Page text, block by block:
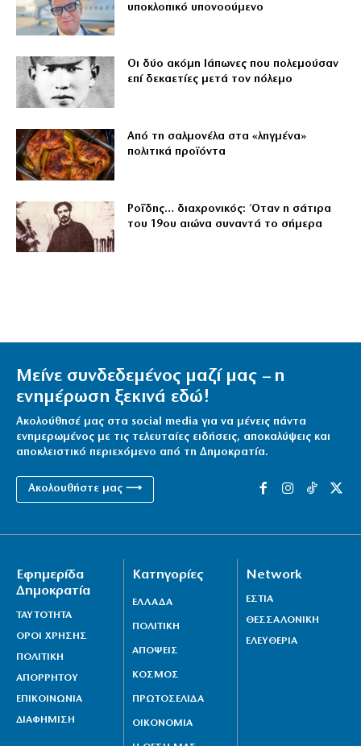
υποκλοπικό υπονοούμενο
Οι δύο ακόμη Ιάπωνες που πολεμούσαν
επί δεκαετίες μετά τον πόλεμο
Από τη σαλμονέλα στα «ληγμένα»
πολιτικά προϊόντα
Ροΐδης… διαχρονικός: Όταν η σάτιρα
του 19ου αιώνα συναντά το σήμερα
Μείνε συνδεδεμένος μαζί μας – η
ενημέρωση ξεκινά εδώ!
Ακολούθησέ μας στα social media για να μένεις πάντα
ενημερωμένος με τις τελευταίες ειδήσεις, αποκαλύψεις και
αποκλειστικό περιεχόμενο από τη Δημοκρατία.
Ακολουθήστε μας ⟶
Εφημερίδα
Δημοκρατία
ΤΑΥΤΟΤΗΤΑ
ΟΡΟΙ ΧΡΗΣΗΣ
ΠΟΛΙΤΙΚΗ
ΑΠΟΡΡΗΤΟΥ
ΕΠΙΚΟΙΝΩΝΙΑ
ΔΙΑΦΗΜΙΣΗ
Κατηγορίες
ΕΛΛΑΔΑ
ΠΟΛΙΤΙΚΗ
ΑΠΟΨΕΙΣ
ΚΟΣΜΟΣ
ΠΡΩΤΟΣΕΛΙΔΑ
ΟΙΚΟΝΟΜΙΑ
Network
ΕΣΤΙΑ
ΘΕΣΣΑΛΟΝΙΚΗ
ΕΛΕΥΘΕΡΙΑ